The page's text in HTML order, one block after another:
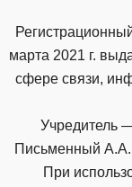
марта 2021 г.
сфере связи,
Учредитель
Письменный
При